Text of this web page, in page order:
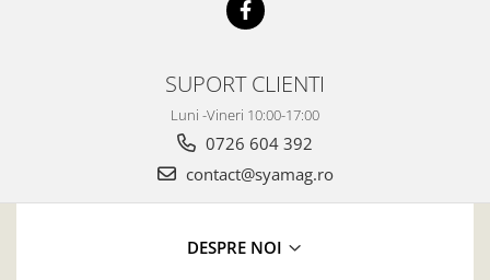
SUPORT CLIENTI
Luni -Vineri 10:00-17:00
0726 604 392
contact@syamag.ro
DESPRE NOI